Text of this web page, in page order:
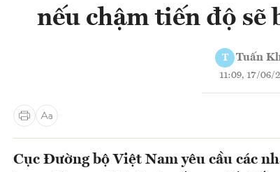
nếu chậm tiến độ sẽ
T Tuấn
11:09, 17/06/
Cục Đường bộ Việt Nam yêu cầu các